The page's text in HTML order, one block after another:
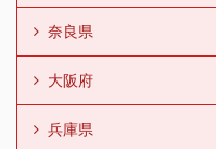
奈良県
大阪府
兵庫県